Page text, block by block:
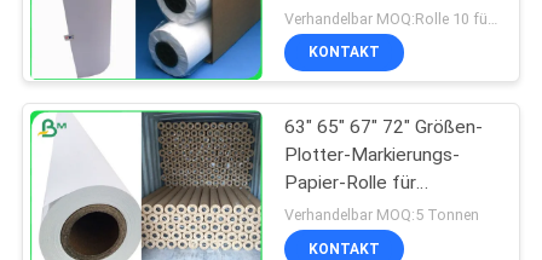
Pringting-Industrie
KONTAKT
63" 65" 67" 72" Größen-
Plotter-Markierungs-
Papier-Rolle für
Holzschliff des Kleid55g
60g 65g
Verhandelbar MOQ:5 Tonnen
KONTAKT